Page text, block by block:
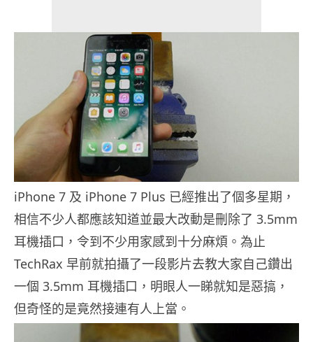
iPhone 7 及 iPhone 7 Plus 已經推出了個多星期，
相信不少人都應該知道並最大改動是刪除了 3.5mm
耳機插口，令到不少用家感到十分麻煩。為止
TechRax 早前就拍攝了一段影片去教大家自己鑽出
一個 3.5mm 耳機插口，明眼人一睇就知是惡搞，
但奇怪的是竟然接連有人上當。